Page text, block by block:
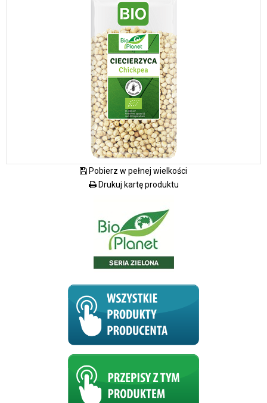
Pobierz w pełnej wielkości
Drukuj kartę produktu